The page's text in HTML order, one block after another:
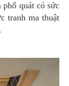
quát có sức
tranh ma thuật